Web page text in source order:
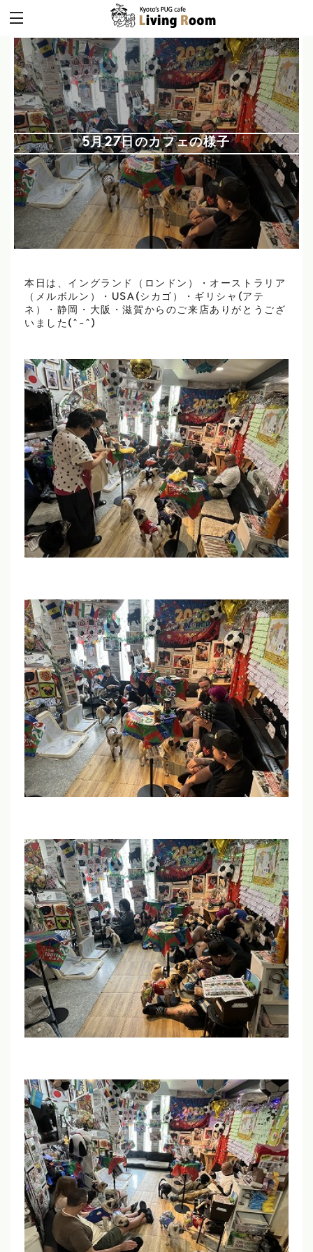
5月27日のカフェの様子
本日は、イングランド（ロンドン）・オーストラリア
（メルボルン）・USA(シカゴ）・ギリシャ(アテ
ネ）・静岡・大阪・滋賀からのご来店ありがとうござ
いました(^-^)